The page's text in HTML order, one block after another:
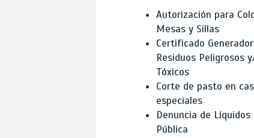
Autorización para
Mesas y Sillas
Certificado
Residuos Peligrosos
Tóxicos
Corte de pasto en
especiales
Denuncia de Líquidos
Pública